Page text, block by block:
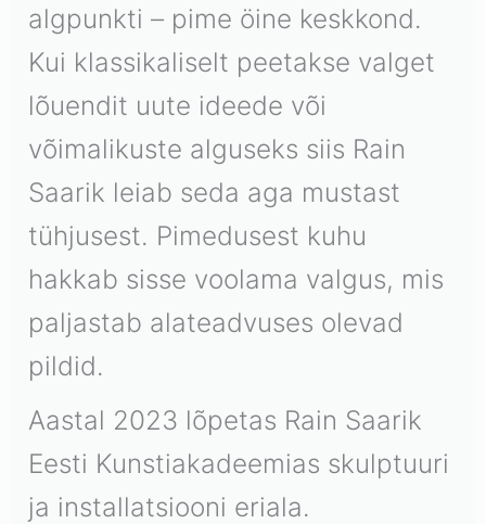
algpunkti – pime öine keskkond.
Kui klassikaliselt peetakse valget
lõuendit uute ideede või
võimalikuste alguseks siis Rain
Saarik leiab seda aga mustast
tühjusest. Pimedusest kuhu
hakkab sisse voolama valgus, mis
paljastab alateadvuses olevad
pildid.
Aastal 2023 lõpetas Rain Saarik
Eesti Kunstiakadeemias skulptuuri
ja installatsiooni eriala.